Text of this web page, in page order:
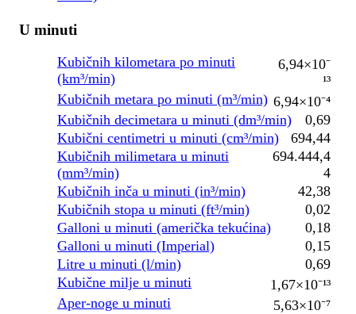
U minuti
Kubičnih kilometara po minuti
(km³/min)
6,94×10⁻
¹³
Kubičnih metara po minuti (m³/min) 6,94×10⁻⁴
Kubičnih decimetara u minuti (dm³/min)
0,69
Kubični centimetri u minuti (cm³/min)
694,44
Kubičnih milimetara u minuti
(mm³/min)
694.444,4
4
Kubičnih inča u minuti (in³/min)
42,38
Kubičnih stopa u minuti (ft³/min)
0,02
Galloni u minuti (američka tekućina)
0,18
Galloni u minuti (Imperial)
0,15
Litre u minuti (l/min)
0,69
Kubične milje u minuti
1,67×10⁻¹³
Aper-noge u minuti
5,63×10⁻⁷